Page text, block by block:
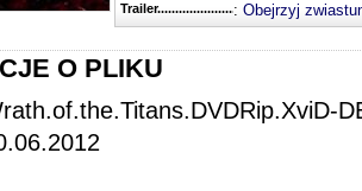
Trailer...........................................
: Obejrzyj
O PLIKU